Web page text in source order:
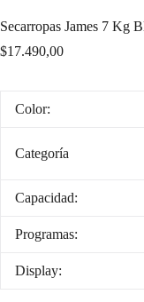
Secarropas James 7 Kg
$17.490,00
Color:
Categoría
Capacidad:
Programas:
Display: